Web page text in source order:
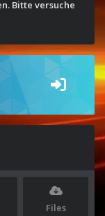
Bitte versuche
Files